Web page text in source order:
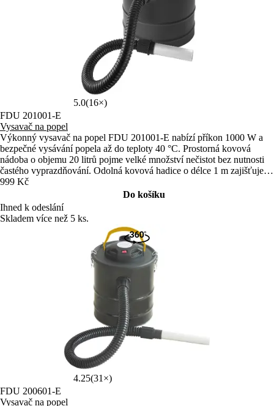
5.0(16×)
FDU 201001-E
Vysavač na popel
Výkonný vysavač na popel FDU 201001-E nabízí příkon 1000 W a
bezpečné vysávání popela až do teploty 40 °C. Prostorná kovová
nádoba o objemu 20 litrů pojme velké množství nečistot bez nutnosti
častého vyprazdňování. Odolná kovová hadice o délce 1 m zajišťuje
pohodlnou manipulaci při čištění krbu, kamen či grilu.
999 Kč
Do košíku
Ihned k odeslání
Skladem více než 5 ks.
4.25(31×)
FDU 200601-E
Vysavač na popel